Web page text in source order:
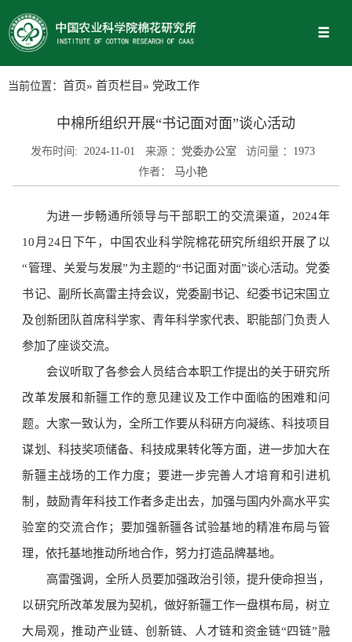
当前位置： 首页» 首页栏目» 党政工作
中棉所组织开展“书记面对面”谈心活动
发布时间: 2024-11-01 来源 ： 党委办公室 访问量 ： 1973
作者：
马小艳
为进一步畅通所领导与干部职工的交流渠道，2024年
10月24日下午，中国农业科学院棉花研究所组织开展了以
“管理、关爱与发展”为主题的“书记面对面”谈心活动。党委
书记、副所长高雷主持会议，党委副书记、纪委书记宋国立
及创新团队首席科学家、青年科学家代表、职能部门负责人
参加了座谈交流。
会议听取了各参会人员结合本职工作提出的关于研究所
改革发展和新疆工作的意见建议及工作中面临的困难和问
题。大家一致认为，全所工作要从科研方向凝练、科技项目
谋划、科技奖项储备、科技成果转化等方面，进一步加大在
新疆主战场的工作力度；要进一步完善人才培育和引进机
制，鼓励青年科技工作者多走出去，加强与国内外高水平实
验室的交流合作；要加强新疆各试验基地的精准布局与管
理，依托基地推动所地合作，努力打造品牌基地。
高雷强调，全所人员要加强政治引领，提升使命担当，
以研究所改革发展为契机，做好新疆工作一盘棋布局，树立
大局观，推动产业链、创新链、人才链和资金链“四链”融